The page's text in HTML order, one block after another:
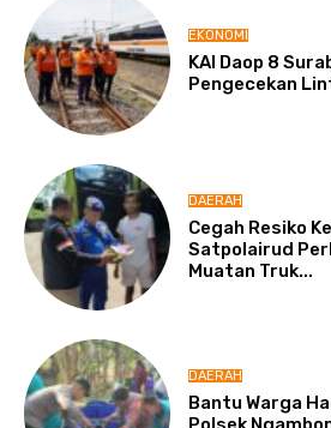
EKONOMI
KAI Daop 8
Pengecekan
DAERAH
Cegah Resiko
Satpolairud
Muatan Truk...
DAERAH
Bantu Warga